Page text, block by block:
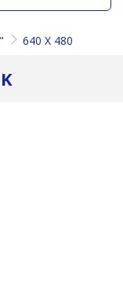
640 X 480